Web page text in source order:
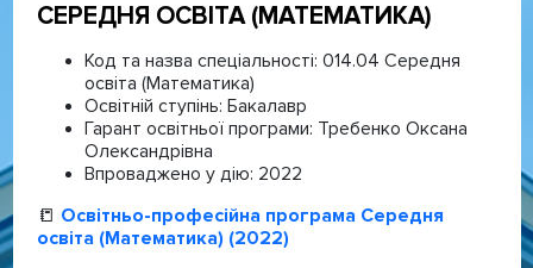
СЕРЕДНЯ ОСВІТА (МАТЕМАТИКА)
Код та назва спеціальності: 014.04 Середня
освіта (Математика)
Освітній ступінь: Бакалавр
Гарант освітньої програми: Требенко Оксана
Олександрівна
Впроваджено у дію: 2022
📒 Освітньо-професійна програма Середня
освіта (Математика) (2022)